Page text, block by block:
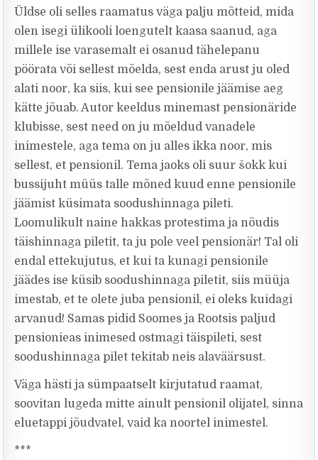
Üldse oli selles raamatus väga palju mõtteid, mida
olen isegi ülikooli loengutelt kaasa saanud, aga
millele ise varasemalt ei osanud tähelepanu
pöörata või sellest mõelda, sest enda arust ju oled
alati noor, ka siis, kui see pensionile jäämise aeg
kätte jõuab. Autor keeldus minemast pensionäride
klubisse, sest need on ju mõeldud vanadele
inimestele, aga tema on ju alles ikka noor, mis
sellest, et pensionil. Tema jaoks oli suur šokk kui
bussijuht müüs talle mõned kuud enne pensionile
jäämist küsimata soodushinnaga pileti.
Loomulikult naine hakkas protestima ja nõudis
täishinnaga piletit, ta ju pole veel pensionär! Tal oli
endal ettekujutus, et kui ta kunagi pensionile
jäädes ise küsib soodushinnaga piletit, siis müüja
imestab, et te olete juba pensionil, ei oleks kuidagi
arvanud! Samas pidid Soomes ja Rootsis paljud
pensionieas inimesed ostmagi täispileti, sest
soodushinnaga pilet tekitab neis alaväärsust.
Väga hästi ja sümpaatselt kirjutatud raamat,
soovitan lugeda mitte ainult pensionil olijatel, sinna
eluetappi jõudvatel, vaid ka noortel inimestel.
***